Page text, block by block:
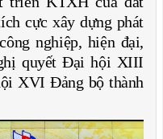
cực xây dựng phát
nghiệp, hiện đại,
quyết Đại hội XIII
XVI Đảng bộ thành